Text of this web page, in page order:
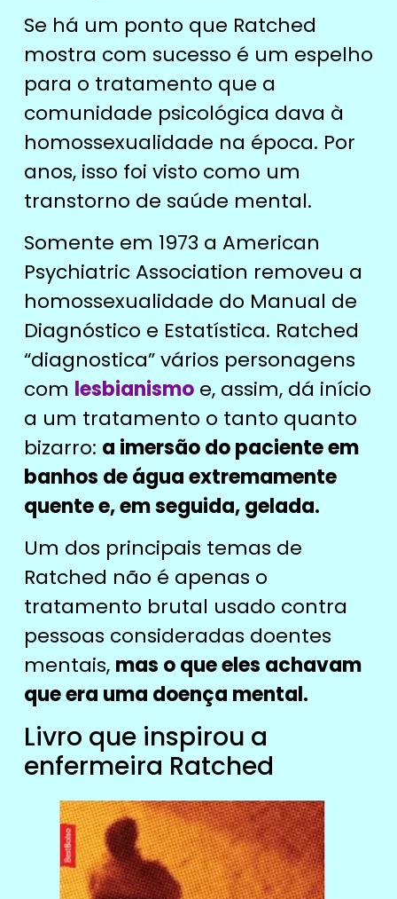
Se há um ponto que Ratched
mostra com sucesso é um espelho
para o tratamento que a
comunidade psicológica dava à
homossexualidade na época. Por
anos, isso foi visto como um
transtorno de saúde mental.
Somente em 1973 a American
Psychiatric Association removeu a
homossexualidade do Manual de
Diagnóstico e Estatística. Ratched
“diagnostica” vários personagens
com lesbianismoe, assim, dá início
a um tratamento o tanto quanto
bizarro: a imersão do paciente em
banhos de água extremamente
quente e, em seguida, gelada.
Um dos principais temas de
Ratched não é apenas o
tratamento brutal usado contra
pessoas consideradas doentes
mentais, mas o que eles achavam
que era uma doença mental.
Livro que inspirou a
enfermeira Ratched